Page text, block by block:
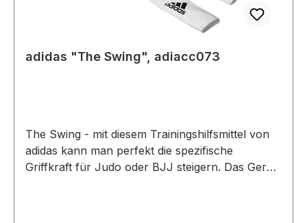
adidas "The Swing", adiacc073
The Swing - mit diesem Trainingshilfsmittel von
adidas kann man perfekt die spezifische
Griffkraft für Judo oder BJJ steigern. Das Gerät